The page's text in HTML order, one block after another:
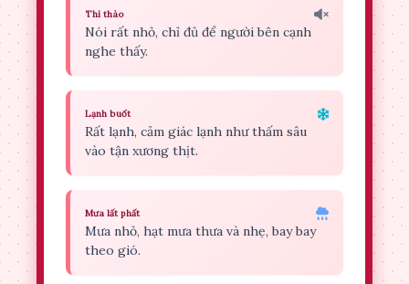
Thì thào
Nói rất nhỏ, chỉ đủ để người bên cạnh
nghe thấy.
Lạnh buốt
Rất lạnh, cảm giác lạnh như thấm sâu
vào tận xương thịt.
Mưa lất phất
Mưa nhỏ, hạt mưa thưa và nhẹ, bay bay
theo gió.